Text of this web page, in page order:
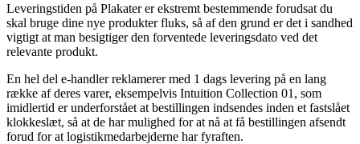
Leveringstiden på Plakater er ekstremt bestemmende forudsat du
skal bruge dine nye produkter fluks, så af den grund er det i sandhed
vigtigt at man besigtiger den forventede leveringsdato ved det
relevante produkt.
En hel del e-handler reklamerer med 1 dags levering på en lang
række af deres varer, eksempelvis Intuition Collection 01, som
imidlertid er underforstået at bestillingen indsendes inden et fastslået
klokkeslæt, så at de har mulighed for at nå at få bestillingen afsendt
forud for at logistikmedarbejderne har fyraften.